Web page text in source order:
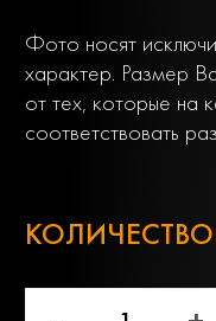
Фото носят
характер. Размер
от тех, которые на
соответствовать